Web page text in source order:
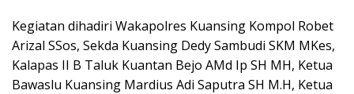
Kegiatan dihadiri Wakapolres Kuansing Kompol Robet
Arizal SSos, Sekda Kuansing Dedy Sambudi SKM MKes,
Kalapas II B Taluk Kuantan Bejo AMd Ip SH MH, Ketua
Bawaslu Kuansing Mardius Adi Saputra SH M.H, Ketua